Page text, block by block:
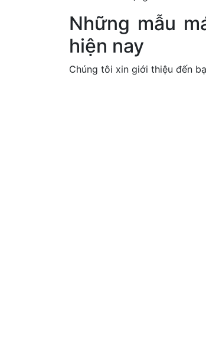
Những mẫu
hiện nay
Chúng tôi xin giới thiệu đến